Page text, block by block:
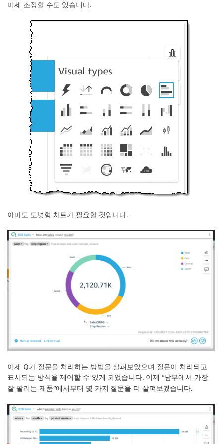
미세 조정할 수도 있습니다.
아마도 도넛형 차트가 필요할 것입니다.
이제 Q가 질문을 처리하는 방법을 살펴보았으며 질문이 처리되고
표시되는 방식을 제어할 수 있게 되었습니다. 이제 “남부에서 가장
잘 팔리는 제품”에서부터 몇 가지 질문을 더 살펴보겠습니다.